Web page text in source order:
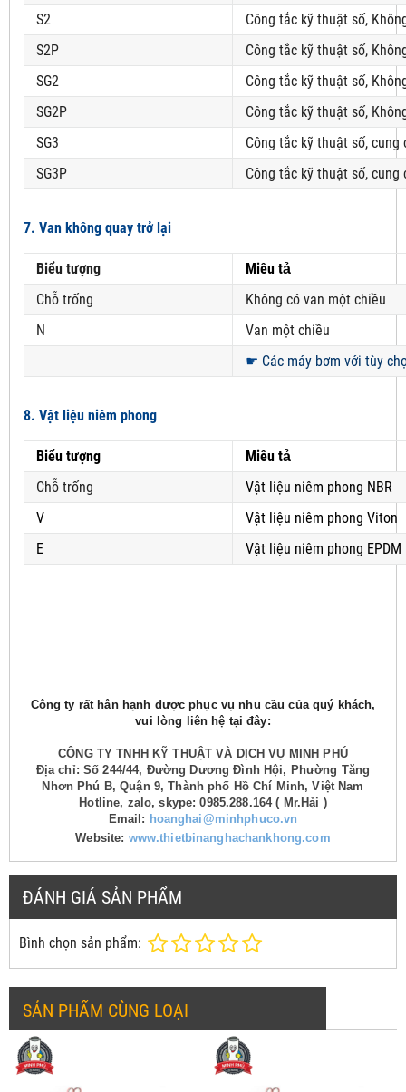
S2
Công tắc kỹ thuật số,
S2P
Công tắc kỹ thuật số,
SG2
Công tắc kỹ thuật số,
SG2P
Công tắc kỹ thuật số,
SG3
Công tắc kỹ thuật số, cung
SG3P
Công tắc kỹ thuật số, cung
7. Van không quay trở lại
Biểu tượng
Miêu tả
Chỗ trống
Không có van một chiều
N
Van một chiều
☛ Các máy bơm với tùy
8. Vật liệu niêm phong
Biểu tượng
Miêu tả
Chỗ trống
Vật liệu niêm phong NBR
V
Vật liệu niêm phong Viton
E
Vật liệu niêm phong EPDM
Công ty rất hân hạnh được phục vụ nhu cầu của quý khách,
vui lòng liên hệ tại đây:
CÔNG TY TNHH KỸ THUẬT VÀ DỊCH VỤ MINH PHÚ
Địa chỉ: Số 244/44, Đường Dương Đình Hội, Phường Tăng
Nhơn Phú B, Quận 9, Thành phố Hồ Chí Minh, Việt Nam
Hotline, zalo, skype: 0985.288.164 ( Mr.Hải )
Email: hoanghai@minhphuco.vn
Website: www.thietbinanghachankhong.com
ĐÁNH GIÁ SẢN PHẨM
Bình chọn sản phẩm:
SẢN PHẨM CÙNG LOẠI